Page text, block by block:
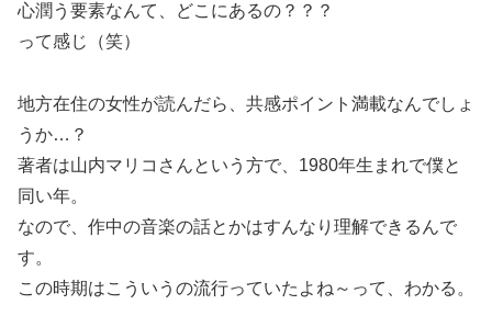
心潤う要素なんて、どこにあるの？？？
って感じ（笑）
地方在住の女性が読んだら、共感ポイント満載なんでしょ
うか…？
著者は山内マリコさんという方で、1980年生まれで僕と
同い年。
なので、作中の音楽の話とかはすんなり理解できるんで
す。
この時期はこういうの流行っていたよね～って、わかる。